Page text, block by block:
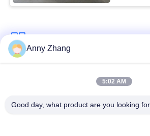
populaire categorieën
Anny Zhang
5:02 AM
Good day, what product are you looking